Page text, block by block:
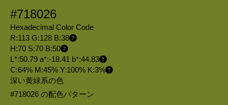
#718026
Hexadecimal Color Code
R:113 G:128 B:38
H:70 S:70 B:50
L*:50.79 a*:-18.41 b*:44.83
C:64% M:45% Y:100% K:3%
深い黄緑系の色
#718026 の配色パターン